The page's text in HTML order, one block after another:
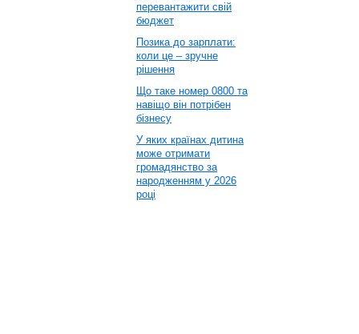
перевантажити свій
бюджет
Позика до зарплати:
коли це – зручне
рішення
Що таке номер 0800 та
навіщо він потрібен
бізнесу
У яких країнах дитина
може отримати
громадянство за
народженням у 2026
році